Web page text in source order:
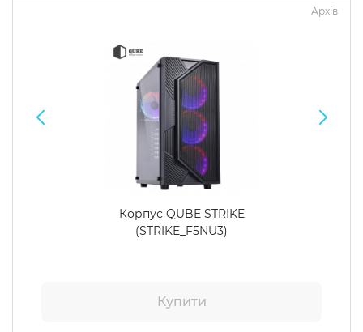
Архів
Корпус QUBE STRIKE
(STRIKE_F5NU3)
Купити